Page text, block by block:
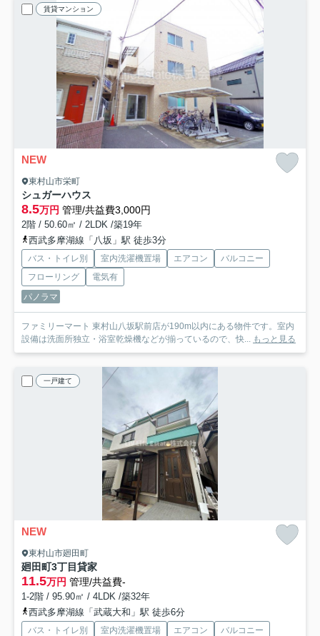
賃貸マンション
NEW
東村山市栄町
シュガーハウス
8.5万円 管理/共益費3,000円
2階 / 50.60㎡ / 2LDK /築19年
西武多摩湖線「八坂」駅 徒歩3分
バス・トイレ別 室内洗濯機置場 エアコン
バルコニー
フローリング
電気有
パノラマ
ファミリーマート 東村山八坂駅前店が190m以内にある物件です。室内
設備は洗面所独立・浴室乾燥機などが揃っているので、快...
もっと見る
一戸建て
NEW
東村山市廻田町
廻田町3丁目貸家
11.5万円 管理/共益費-
1-2階 / 95.90㎡ / 4LDK /築32年
西武多摩湖線「武蔵大和」駅 徒歩6分
バス・トイレ別 室内洗濯機置場 エアコン バルコニー